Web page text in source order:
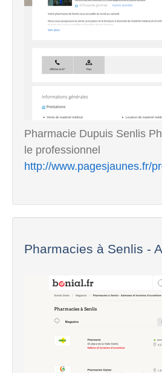
Pharmacie Dupuis Senlis
le professionnel
http://www.pagesjaunes.fr/
Pharmacies à Senlis -